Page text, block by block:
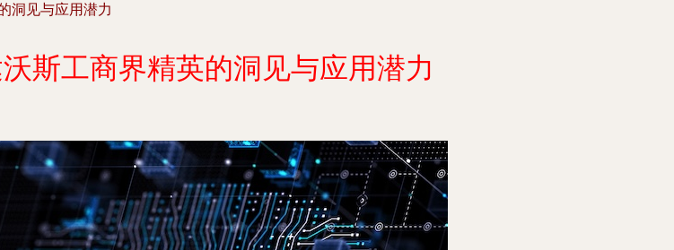
洞见与应用潜力
斯工商界精英的洞见与应用潜力